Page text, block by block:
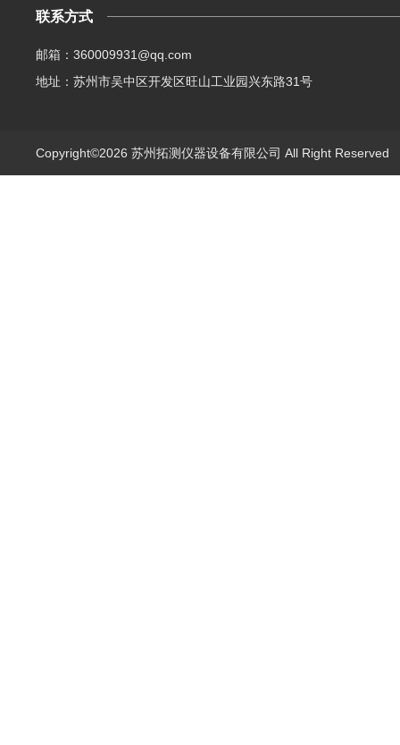
联系方式
邮箱：360009931@qq.com
地址：苏州市吴中区开发区旺山工业园兴东路31号
Copyright©2026 苏州拓测仪器设备有限公司 All Right